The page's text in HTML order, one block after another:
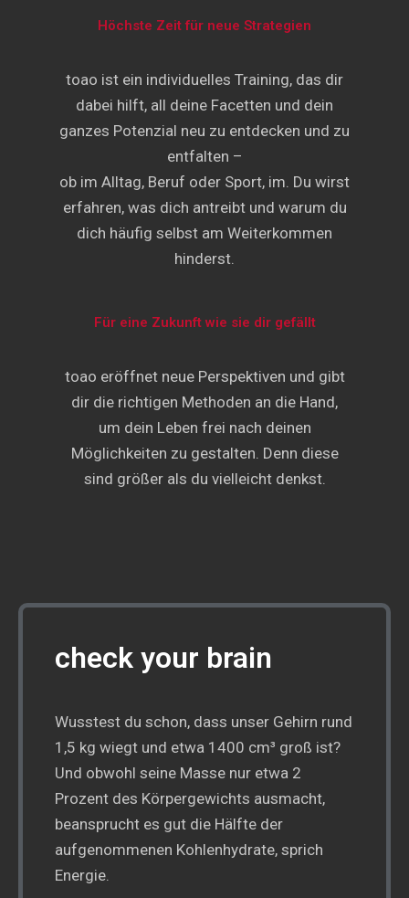
Höchste Zeit für neue Strategien
toao ist ein individuelles Training, das dir
dabei hilft, all deine Facetten und dein
ganzes Potenzial neu zu entdecken und zu
entfalten –
ob im Alltag, Beruf oder Sport, im. Du wirst
erfahren, was dich antreibt und warum du
dich häufig selbst am Weiterkommen
hinderst.
Für eine Zukunft wie sie dir gefällt
toao eröffnet neue Perspektiven und gibt
dir die richtigen Methoden an die Hand,
um dein Leben frei nach deinen
Möglichkeiten zu gestalten. Denn diese
sind größer als du vielleicht denkst.
check your brain
Wusstest du schon, dass unser Gehirn rund
1,5 kg wiegt und etwa 1400 cm³ groß ist?
Und obwohl seine Masse nur etwa 2
Prozent des Körpergewichts ausmacht,
beansprucht es gut die Hälfte der
aufgenommenen Kohlenhydrate, sprich
Energie.